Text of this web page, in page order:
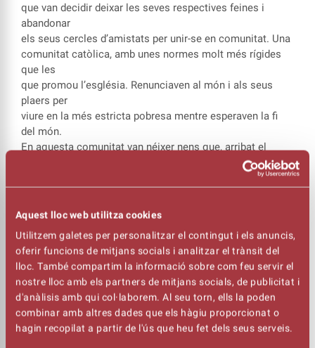
Aquest lloc web utilitza cookies
Utilitzem galetes per personalitzar el contingut i els anuncis,
oferir funcions de mitjans socials i analitzar el trànsit del
lloc. També compartim la informació sobre com feu servir el
nostre lloc amb els partners de mitjans socials, de publicitat i
d'anàlisis amb qui col·laborem. Al seu torn, ells la poden
combinar amb altres dades que els hàgiu proporcionat o
hagin recopilat a partir de l'ús que heu fet dels seus serveis.
que van decidir deixar les seves respectives feines i
abandonar
els seus cercles d’amistats per unir-se en comunitat. Una
comunitat catòlica, amb unes normes molt més rígides
que les
que promou l’església. Renunciaven al món i als seus
plaers per
viure en la més estricta pobresa mentre esperaven la fi
del món.
En aquesta comunitat van néixer nens que, arribat el
van sortir per trobar-se amb el món més enllà del seu
Una muntatge punyent de la companyia Arcàdia -creat en
una
residència a la Sala Becket- basat en uns fets reals
esdevinguts a
un poble prop de Girona als anys vuitanta.